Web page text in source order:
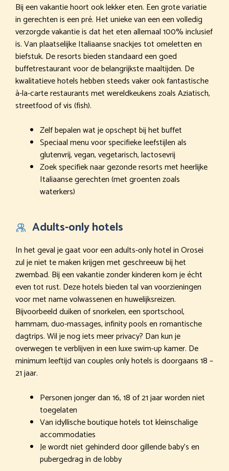
Bij een vakantie hoort ook lekker eten. Een grote variatie
in gerechten is een pré. Het unieke van een een volledig
verzorgde vakantie is dat het eten allemaal 100% inclusief
is. Van plaatselijke Italiaanse snackjes tot omeletten en
biefstuk. De resorts bieden standaard een goed
buffetrestaurant voor de belangrijkste maaltijden. De
kwalitatieve hotels hebben steeds vaker ook fantastische
à-la-carte restaurants met wereldkeukens zoals Aziatisch,
streetfood of vis (fish).
Zelf bepalen wat je opschept bij het buffet
Speciaal menu voor specifieke leefstijlen als
glutenvrij, vegan, vegetarisch, lactosevrij
Zoek specifiek naar gezonde resorts met heerlijke
Italiaanse gerechten (met groenten zoals
waterkers)
Adults-only hotels
In het geval je gaat voor een adults-only hotel in Orosei
zul je niet te maken krijgen met geschreeuw bij het
zwembad. Bij een vakantie zonder kinderen kom je écht
even tot rust. Deze hotels bieden tal van voorzieningen
voor met name volwassenen en huwelijksreizen.
Bijvoorbeeld duiken of snorkelen, een sportschool,
hammam, duo-massages, infinity pools en romantische
dagtrips. Wil je nog iets meer privacy? Dan kun je
overwegen te verblijven in een luxe swim-up kamer. De
minimum leeftijd van couples only hotels is doorgaans 18 –
21 jaar.
Personen jonger dan 16, 18 of 21 jaar worden niet
toegelaten
Van idyllische boutique hotels tot kleinschalige
accommodaties
Je wordt niet gehinderd door gillende baby’s en
pubergedrag in de lobby